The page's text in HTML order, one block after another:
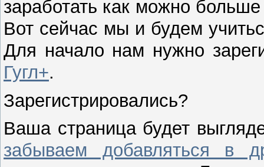
заработать как можно
Вот сейчас мы и будем
Для начало нам нужно
Гугл+.
Зарегистрировались?
Ваша страница будет
забываем добавляться в